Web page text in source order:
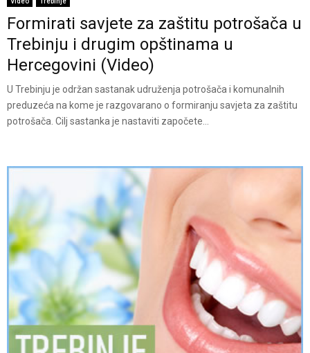
Formirati savjete za zaštitu potrošača u
Trebinju i drugim opštinama u
Hercegovini (Video)
U Trebinju je održan sastanak udruženja potrošača i komunalnih
preduzeća na kome je razgovarano o formiranju savjeta za zaštitu
potrošača. Cilj sastanka je nastaviti započete...